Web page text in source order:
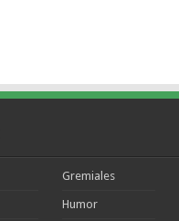
Gremiales
Humor